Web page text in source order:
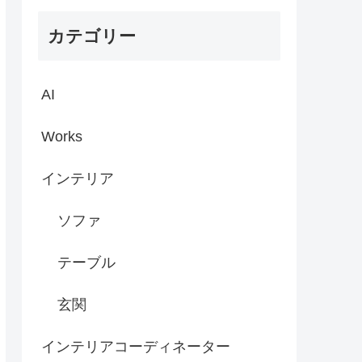
カテゴリー
AI
Works
インテリア
ソファ
テーブル
玄関
インテリアコーディネーター